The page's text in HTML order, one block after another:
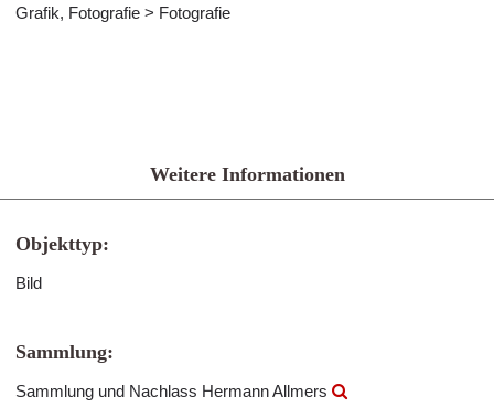
Grafik, Fotografie > Fotografie
Weitere Informationen
Objekttyp:
Bild
Sammlung:
Sammlung und Nachlass Hermann Allmers